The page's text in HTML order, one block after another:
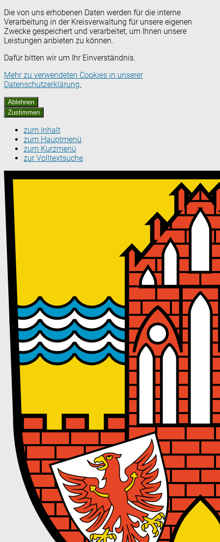
Die von uns erhobenen Daten werden für die interne
Verarbeitung in der Kreisverwaltung für unsere eigenen
Zwecke gespeichert und verarbeitet, um Ihnen unsere
Leistungen anbieten zu können.
Dafür bitten wir um Ihr Einverständnis.
Mehr zu verwendeten Cookies in unserer
Datenschutzerklärung.
Ablehnen
Zustimmen
zum Inhalt
zum Hauptmenü
zum Kurzmenü
zur Volltextsuche